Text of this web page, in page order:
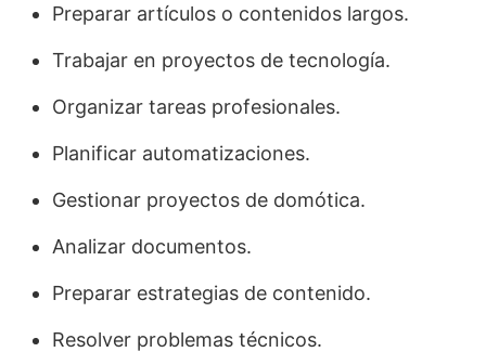
Preparar artículos o contenidos largos.
Trabajar en proyectos de tecnología.
Organizar tareas profesionales.
Planificar automatizaciones.
Gestionar proyectos de domótica.
Analizar documentos.
Preparar estrategias de contenido.
Resolver problemas técnicos.